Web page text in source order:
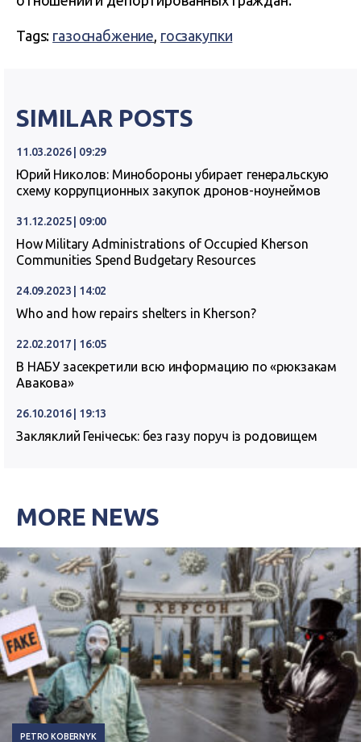
Tags: газоснабжение, госзакупки
SIMILAR POSTS
11.03.2026 | 09:29
Юрий Николов: Минобороны убирает генеральскую
схему коррупционных закупок дронов-ноунеймов
31.12.2025 | 09:00
How Military Administrations of Occupied Kherson
Communities Spend Budgetary Resources
24.09.2023 | 14:02
Who and how repairs shelters in Kherson?
22.02.2017 | 16:05
В НАБУ засекретили всю информацию по «рюкзакам
Авакова»
26.10.2016 | 19:13
Закляклий Генічеськ: без газу поруч із родовищем
MORE NEWS
PETRO KOBERNYK